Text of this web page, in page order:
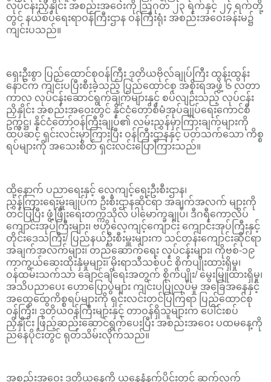
လုပ်ငန်းညှိနှိုင်း အစည်းအဝေးကို ဩဂုတ် ၂၃ ရက်နှင့် ၂၄ ရက်တို့
တွင် နယ်စပ်ရေးရာဝန်ကြီးဌာန ဝန်ကြီးရုံး အစည်းအဝေးခန်းမ၌
ကျင်းပသည်။
ရှေးဦးစွာ ပြည်ထောင်စုဝန်ကြီး ဒုတိယဗိုလ်ချုပ်ကြီး ထွန်းထွန်း
နောင်က ကျင်းပပြီးစီးခဲ့သည့် ပြည်ထောင်စု အစိုးရအဖွဲ့ ၆ လတာ
ကာလ လုပ်ငန်းဆောင်ရွက်ချက်များနှင့် စပ်လျဉ်းသည့် လုပ်ငန်း
ညှိနှိုင်း အစည်းအဝေးတွင် နိုင်ငံတော်စီမံအုပ်ချုပ်ရေးကောင်စီ
ဥက္ကဋ္ဌ၊ နိုင်ငံတော်ဝန်ကြီးချုပ်၏ လမ်းညွှန်မှာကြားချက်များကို
ထပ်ဆင့် ရှင်းလင်းမှာကြားပြီး ဝန်ကြီးဌာနနှင့် ပတ်သက်သော ကိစ္စ
ရပ်များကို အသေးစိတ် ရှင်းလင်းပြောကြားသည်။
ထို့နောက် ပညာရေးနှင့် လေ့ကျင့်ရေးဦးစီးဌာန၊
ညွှန်ကြားရေးမှူးချုပ်က ဦးစီးဌာနဆိုင်ရာ အချက်အလက် များကို
တင်ပြပြီး ဖွံ့ဖြိုးရေးတက္ကသိုလ် ပါမောက္ခချုပ်၊ ဒီဂရီကောလိပ်
ကျောင်းအုပ်ကြီးများ၊ ဗဟိုလေ့ကျင့်ကျောင်း ကျောင်းအုပ်ကြီးနှင့်
တိုင်းဒေသကြီး/ ပြည်နယ်ဦးစီးမှူးများက သင်တန်းကျောင်းဆိုင်ရာ
အချက်အလက်များ၊ တည်ဆောက်ရေး လုပ်ငန်းများ၊ ကိုဗစ်-၁၉
ကာကွယ်ဆေးထိုးနှံမှုများ၊ မိုးရာသီသစ်ပင် စိုက်ပျိုးထားရှိမှု၊
ဝန်ထမ်းသက်သာ ချောင်ချိရေးအတွက် စိုက်ပျိုး/ မွေးမြူထားရှိမှု၊
အသိပညာပေး ဟောပြောပွဲများ ကျင်းပပြုလုပ်မှု အခြေအနေနှင့်
အထွေထွေကိစ္စရပ်များကို ရှင်းလင်းတင်ပြကြရာ ပြည်ထောင်စု
ဝန်ကြီး၊ ဒုတိယဝန်ကြီးများနှင့် တာဝန်ရှိသူများက ပေါင်းစပ်
ညှိနှိုင်း ဖြည့်ဆည်းဆောင်ရွက်ပေးပြီး အစည်းအဝေး ပထမနေ့ကို
ညနေပိုင်းတွင် ရုတ်သိမ်းလိုက်သည်။
အစည်းအဝေး ဒုတိယနေ့ကို ယနေ့နံနက်ပိုင်းတွင် ဆက်လက်